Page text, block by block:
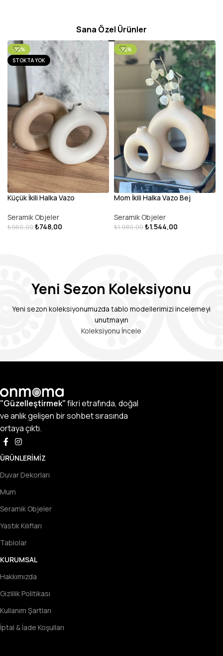
Sana Özel Ürünler
-22%
STOKTA YOK
Küçük İkili Halka Vazo
Seramik Objeler
₺960,00₺748,00
-22%
Mom İkili Halka Vazo Bej
Seramik Objeler
₺1.980,00₺1.544,00
Yeni Sezon Koleksiyonu
Yeni sezon koleksiyonumuzda tablo modellerimizi incelemeyi
unutmayın
Koleksiyonu İncele
"Güzelleştirmek"fikri etrafında, doğal
ve anlık gelişen bir sohbet sırasında
ortaya çıktı.
ÜRÜNLERIMIZ
Duvar Dekorları
Mum
Seramik Objeler
Yastık Kılıfları
Tablolar
KURUMSAL
Hakkımızda
Gizlilik Politikası
Kullanım Şartları
İptal & İade Koşulları